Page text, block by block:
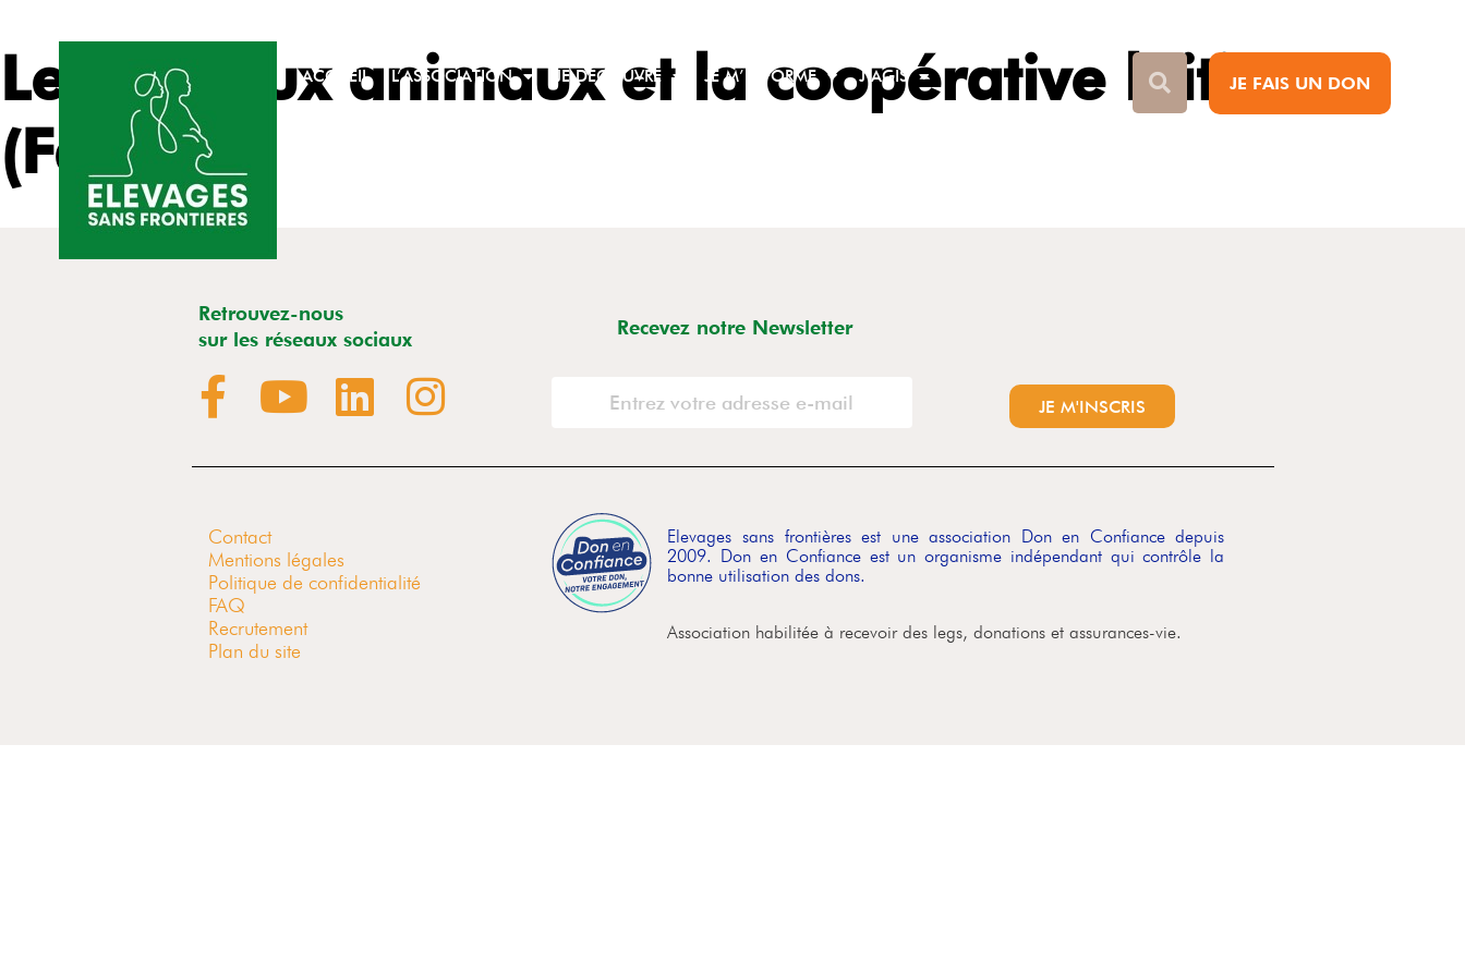
ACCUEIL L’ASSOCIATION JE DÉCOUVRE JE M’INFORME J’AGIS JE FAIS UN DON
Le soin aux animaux et la coopérative laitière
(Fatmah)
Retrouvez-nous
sur les réseaux sociaux
Recevez notre Newsletter
JE M'INSCRIS
Contact
Mentions légales
Politique de confidentialité
FAQ
Recrutement
Plan du site
Elevages sans frontières est une association Don en Confiance depuis
2009. Don en Confiance est un organisme indépendant qui contrôle la
bonne utilisation des dons.
Association habilitée à recevoir des legs, donations et assurances-vie.